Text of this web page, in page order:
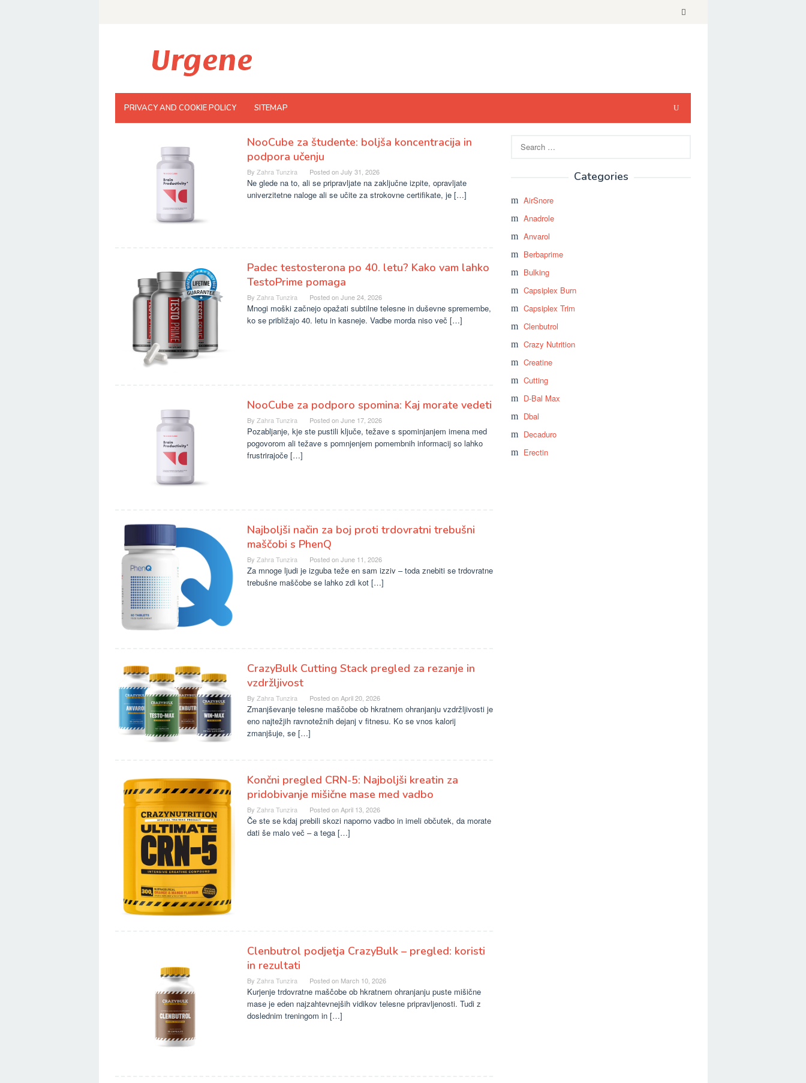
PRIVACY AND COOKIE POLICY SITEMAP
NooCube za študente: boljša koncentracija in
podpora učenju
By Zahra Tunzira Posted onJuly 31, 2026
Ne glede na to, ali se pripravljate na zaključne izpite, opravljate
univerzitetne naloge ali se učite za strokovne certifikate, je […]
Padec testosterona po 40. letu? Kako vam lahko
TestoPrime pomaga
By Zahra Tunzira Posted onJune 24, 2026
Mnogi moški začnejo opažati subtilne telesne in duševne spremembe,
ko se približajo 40. letu in kasneje. Vadbe morda niso več […]
NooCube za podporo spomina: Kaj morate vedeti
By Zahra Tunzira Posted onJune 17, 2026
Pozabljanje, kje ste pustili ključe, težave s spominjanjem imena med
pogovorom ali težave s pomnjenjem pomembnih informacij so lahko
frustrirajoče […]
Najboljši način za boj proti trdovratni trebušni
maščobi s PhenQ
By Zahra Tunzira Posted onJune 11, 2026
Za mnoge ljudi je izguba teže en sam izziv – toda znebiti se trdovratne
trebušne maščobe se lahko zdi kot […]
CrazyBulk Cutting Stack pregled za rezanje in
vzdržljivost
By Zahra Tunzira Posted onApril 20, 2026
Zmanjševanje telesne maščobe ob hkratnem ohranjanju vzdržljivosti je
eno najtežjih ravnotežnih dejanj v fitnesu. Ko se vnos kalorij
zmanjšuje, se […]
Končni pregled CRN-5: Najboljši kreatin za
pridobivanje mišične mase med vadbo
By Zahra Tunzira Posted onApril 13, 2026
Če ste se kdaj prebili skozi naporno vadbo in imeli občutek, da morate
dati še malo več – a tega […]
Clenbutrol podjetja CrazyBulk – pregled: koristi
in rezultati
By Zahra Tunzira Posted on March 10, 2026
Kurjenje trdovratne maščobe ob hkratnem ohranjanju puste mišične
mase je eden najzahtevnejših vidikov telesne pripravljenosti. Tudi z
doslednim treningom in […]
for:
Categories
AirSnore
Anadrole
Anvarol
Berbaprime
Bulking
Capsiplex Burn
Capsiplex Trim
Clenbutrol
Crazy Nutrition
Creatine
Cutting
D-Bal Max
Dbal
Decaduro
Erectin